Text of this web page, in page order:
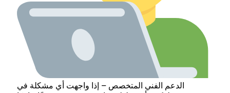
الدعم الفني المتخصص – إذا واجهت أي مشكلة في